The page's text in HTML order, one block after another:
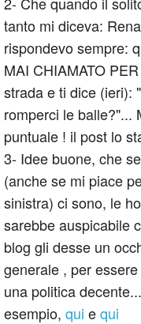
tanto mi diceva:
rispondevo sempre:
MAI CHIAMATO
strada e ti dice (ieri):
romperci le balle?"...
puntuale ! il post lo
3- Idee buone, che
(anche se mi piace
sinistra) ci sono, le
sarebbe auspicabile
blog gli desse un
generale , per
una politica
esempio, qui equi